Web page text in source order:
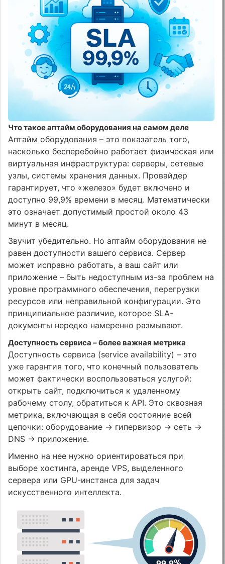
Что такое аптайм оборудования на самом деле
Аптайм оборудования – это показатель того,
насколько бесперебойно работает физическая или
виртуальная инфраструктура: серверы, сетевые
узлы, системы хранения данных. Провайдер
гарантирует, что «железо» будет включено и
доступно 99,9% времени в месяц. Математически
это означает допустимый простой около 43
минут в месяц.
Звучит убедительно. Но аптайм оборудования не
равен доступности вашего сервиса. Сервер
может исправно работать, а ваш сайт или
приложение – быть недоступным из-за проблем на
уровне программного обеспечения, перегрузки
ресурсов или неправильной конфигурации. Это
принципиальное различие, которое SLA-
документы нередко намеренно размывают.
Доступность сервиса – более важная метрика
Доступность сервиса (service availability) – это
уже гарантия того, что конечный пользователь
может фактически воспользоваться услугой:
открыть сайт, подключиться к удаленному
рабочему столу, обратиться к API. Это сквозная
метрика, включающая в себя состояние всей
цепочки: оборудование → гипервизор → сеть →
DNS → приложение.
Именно на нее нужно ориентироваться при
выборе хостинга, аренде VPS, выделенного
сервера или GPU-инстанса для задач
искусственного интеллекта.